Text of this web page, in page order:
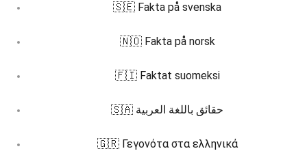
🇸🇪 Fakta på svenska
🇳🇴 Fakta på norsk
🇫🇮 Faktat suomeksi
🇸🇦 حقائق باللغة العربية
🇬🇷 Γεγονότα στα ελληνικά